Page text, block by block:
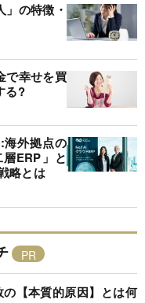
」の特徴・
で幸せを買
る?
外拠点の
ERP」と
略とは
【本質的原因】とは何